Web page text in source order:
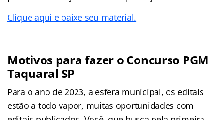
Clique aqui e baixe seu material.
Motivos para fazer o Concurso PGM
Taquaral SP
Para o ano de 2023, a esfera municipal, os editais
estão a todo vapor, muitas oportunidades com